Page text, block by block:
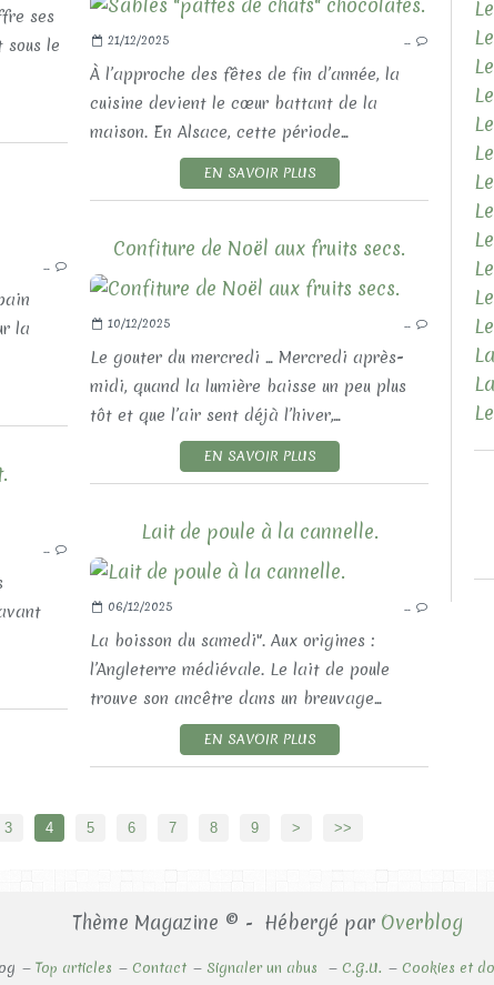
LES CONSERVES
ses
le
21/12/2025 …
À l’approche des fêtes de fin d’année, la
cuisine devient le cœur battant de la
maison. En Alsace, cette période...
EN SAVOIR PLUS
LES RECETTES SUCRÉES
…
la
Confiture de Noël aux fruits secs.
10/12/2025 …
Le gouter du mercredi ... Mercredi après-
midi, quand la lumière baisse un peu plus
tôt et que l’air sent déjà l’hiver,...
EN SAVOIR PLUS
LES RECETTES SUCRÉES
…
Lait de poule à la cannelle.
06/12/2025 …
La boisson du samedi". Aux origines :
l’Angleterre médiévale. Le lait de poule
trouve son ancêtre dans un breuvage...
EN SAVOIR PLUS
3 4 5 6 7 8 9 > >>
Thème Magazine © - Hébergé par Overblog
Top articles Contact Signaler un abus C.G.U. Cookies et